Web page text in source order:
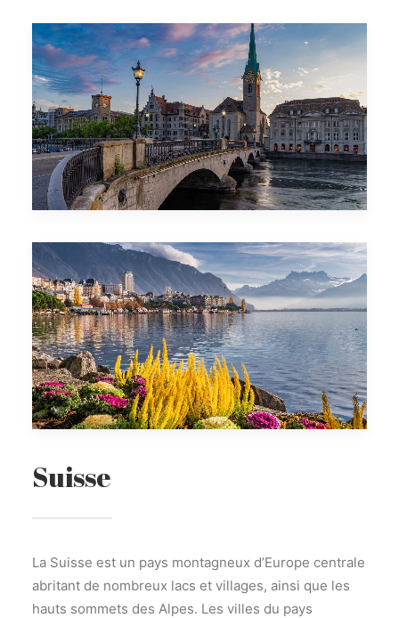
Suisse
La Suisse est un pays montagneux d’Europe centrale
abritant de nombreux lacs et villages, ainsi que les
hauts sommets des Alpes. Les villes du pays